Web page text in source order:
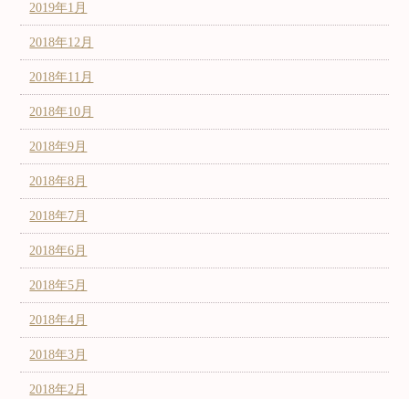
2019年1月
2018年12月
2018年11月
2018年10月
2018年9月
2018年8月
2018年7月
2018年6月
2018年5月
2018年4月
2018年3月
2018年2月